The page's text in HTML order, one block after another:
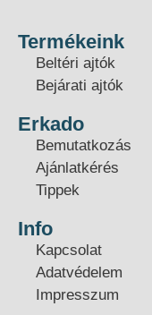
Termékeink
Beltéri ajtók
Bejárati ajtók
Erkado
Bemutatkozás
Ajánlatkérés
Tippek
Info
Kapcsolat
Adatvédelem
Impresszum